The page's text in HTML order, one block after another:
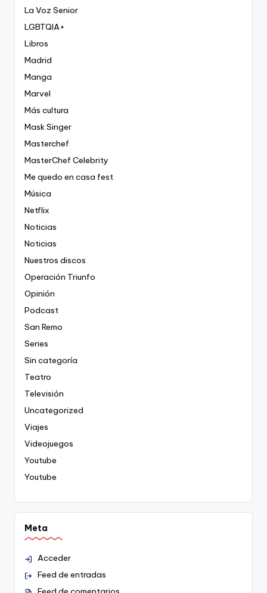
La Voz Senior
LGBTQIA+
Libros
Madrid
Manga
Marvel
Más cultura
Mask Singer
Masterchef
MasterChef Celebrity
Me quedo en casa fest
Música
Netflix
Noticias
Noticias
Nuestros discos
Operación Triunfo
Opinión
Podcast
San Remo
Series
Sin categoría
Teatro
Televisión
Uncategorized
Viajes
Videojuegos
Youtube
Youtube
Meta
Acceder
Feed de entradas